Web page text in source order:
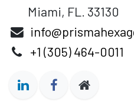
Miami, FL. 33130
+1 (305) 464-0011